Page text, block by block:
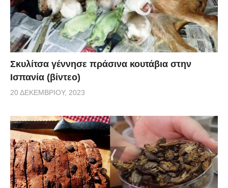
Σκυλίτσα γέννησε πράσινα κουτάβια στην
Ισπανία (βίντεο)
20 ΔΕΚΕΜΒΡΊΟΥ, 2023